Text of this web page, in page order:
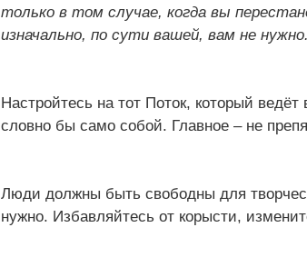
только в том случае, когда вы
изначально, по сути вашей, вам не нужно.
Настройтесь на тот Поток, который
словно бы само собой. Главное – не
Люди должны быть свободны для
нужно. Избавляйтесь от корысти,